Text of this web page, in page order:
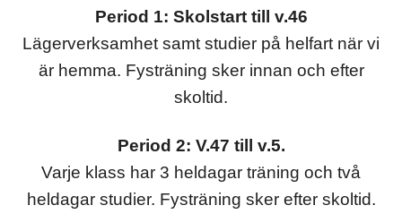
Period 1: Skolstart till v.46
Lägerverksamhet samt studier på helfart när vi
är hemma. Fysträning sker innan och efter
skoltid.
Period 2: V.47 till v.5.
Varje klass har 3 heldagar träning och två
heldagar studier. Fysträning sker efter skoltid.